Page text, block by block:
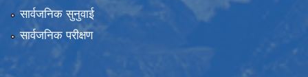
सार्वजनिक सुनुवाई
सार्वजनिक परीक्षण